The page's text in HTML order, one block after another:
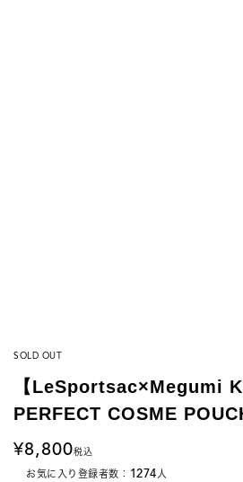
SOLD OUT
【LeSportsac×Megumi
PERFECT COSME
8,800税込
お気に入り登録者数： 1274人